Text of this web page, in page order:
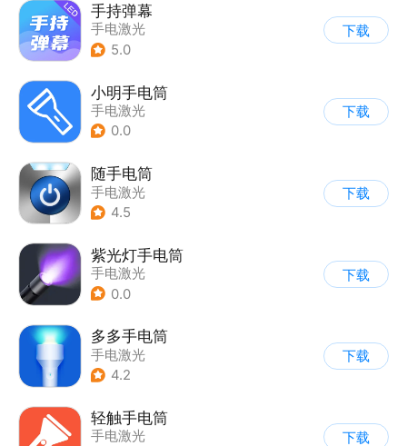
手持弹幕
手电激光
5.0
下载
小明手电筒
手电激光
0.0
下载
随手电筒
手电激光
4.5
下载
紫光灯手电筒
手电激光
0.0
下载
多多手电筒
手电激光
4.2
下载
轻触手电筒
手电激光
下载